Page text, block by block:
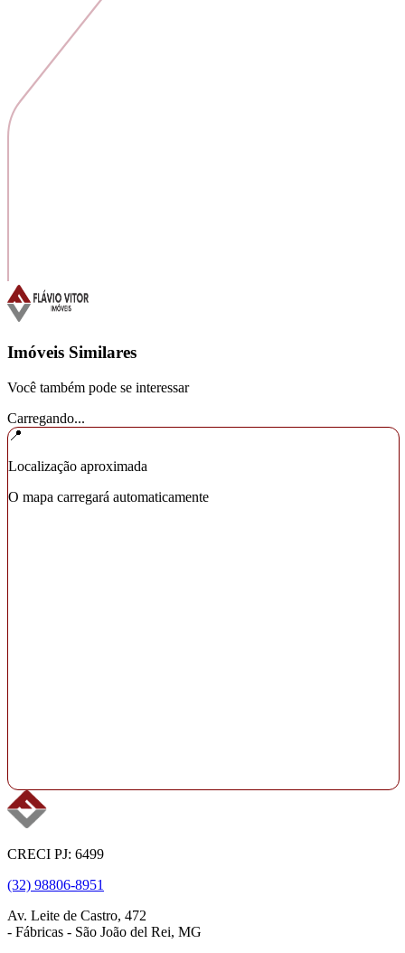
Imóveis Similares
Você também pode se interessar
Carregando...
📍
Localização aproximada
O mapa carregará automaticamente
CRECI PJ: 6499
(32) 98806-8951
Av. Leite de Castro, 472
- Fábricas - São João del Rei, MG